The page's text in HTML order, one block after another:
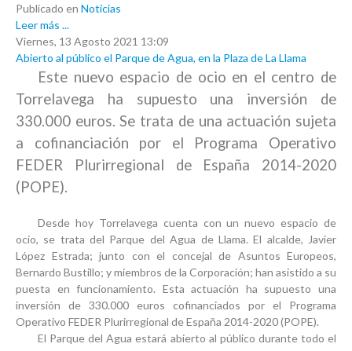
Publicado en Noticias
Leer más ...
Viernes, 13 Agosto 2021 13:09
Abierto al público el Parque de Agua, en la Plaza de La Llama
Este nuevo espacio de ocio en el centro de
Torrelavega ha supuesto una inversión de
330.000 euros. Se trata de una actuación sujeta
a cofinanciación por el Programa Operativo
FEDER Plurirregional de España 2014-2020
(POPE).
Desde hoy Torrelavega cuenta con un nuevo espacio de
ocio, se trata del Parque del Agua de Llama. El alcalde, Javier
López Estrada; junto con el concejal de Asuntos Europeos,
Bernardo Bustillo; y miembros de la Corporación; han asistido a su
puesta en funcionamiento. Esta actuación ha supuesto una
inversión de 330.000 euros cofinanciados por el Programa
Operativo FEDER Plurirregional de España 2014-2020 (POPE).
El Parque del Agua estará abierto al público durante todo el